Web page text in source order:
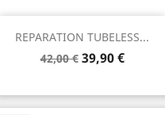
REPARATION TUBELESS...
Prix
42,00 € Prix
39,90 €